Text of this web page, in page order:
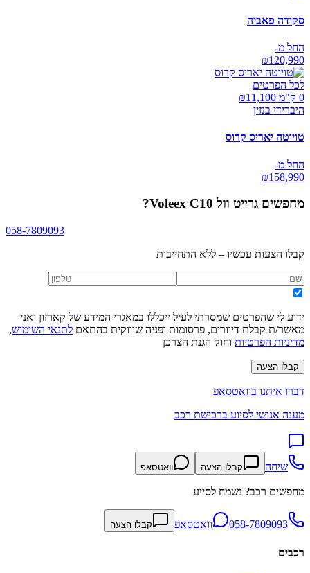
סקודה פאביה
החל מ-
₪120,990
לכל הפרטים
0 ק"מ ₪
11,100
היברידי בנזין
טויוטה יאריס קרוס
החל מ-
₪158,990
מחפשים גרייט וול Voleex C10 ?
058-7809093
קבלו הצעות עכשיו – ללא התחייבות
ידוע לי שהפרטים שמסרתי לעיל ייכללו במאגרי המידע של קארזון ואני
מאשר/ת קבלת דיוורים, פרסומות ופניה שיווקית בהתאם לתנאי השימוש,
מדיניות הפרטיות וחוק הגנת הצרכן
קבלו הצעה
דברו איתנו בוואטסאפ
מענה אנושי לסיוע ברכישת רכב
שיחה קבלו הצעה וואטסאפ
מחפשים רכב? נשמח לסייע
058-7809093 וואטסאפ קבלו הצעה
רכבים